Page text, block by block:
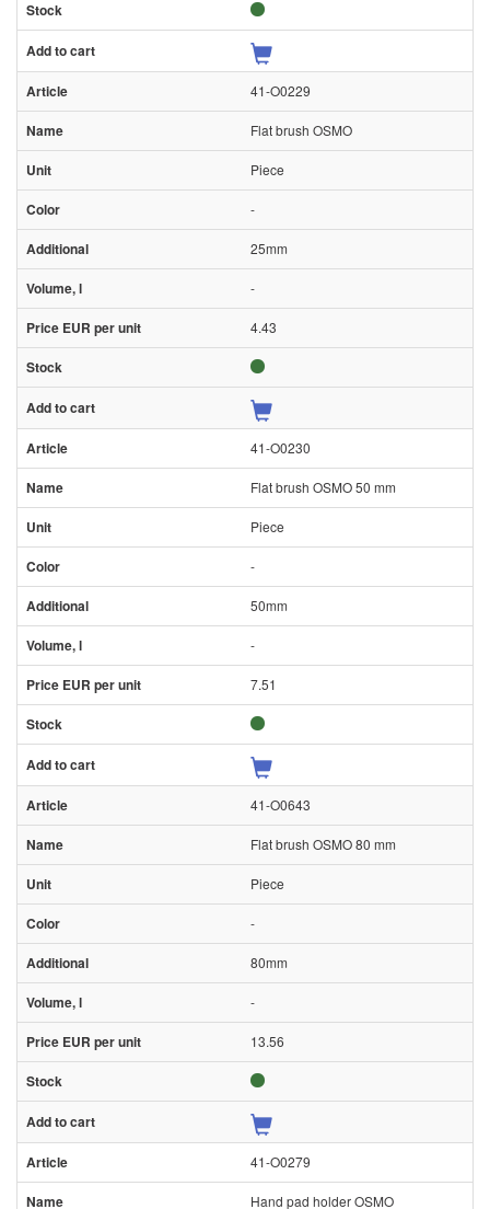
41-O0229
Flat brush OSMO
Piece
-
25mm
-
4.43
41-O0230
Flat brush OSMO 50 mm
Piece
-
50mm
-
7.51
41-O0643
Flat brush OSMO 80 mm
Piece
-
80mm
-
13.56
41-O0279
Hand pad holder OSMO